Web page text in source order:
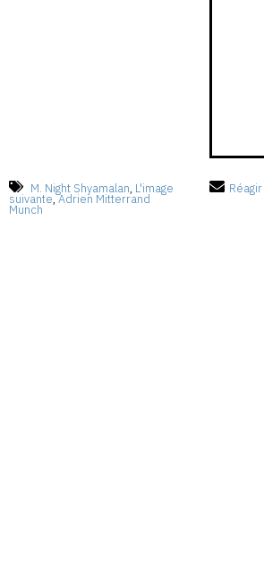
M. Night Shyamalan, L'image
suivante,Adrien Mitterrand
Munch
Réagir